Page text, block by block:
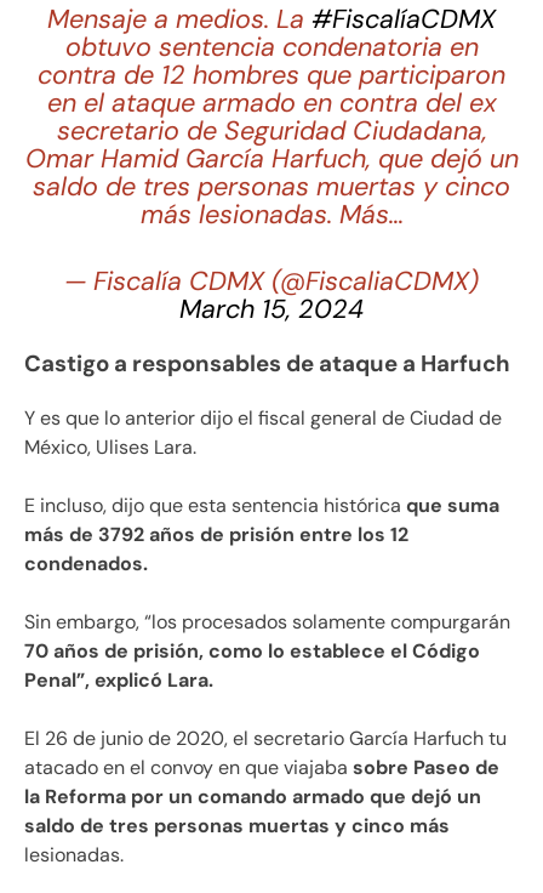
Mensaje a medios. La #FiscalíaCDMX
obtuvo sentencia condenatoria en
contra de 12 hombres que participaron
en el ataque armado en contra del ex
secretario de Seguridad Ciudadana,
Omar Hamid García Harfuch, que dejó un
saldo de tres personas muertas y cinco
más lesionadas. Más…
— Fiscalía CDMX (@FiscaliaCDMX)
March 15, 2024
Castigo a responsables de ataque a Harfuch
Y es que lo anterior dijo el fiscal general de Ciudad de
México, Ulises Lara.
E incluso, dijo que esta sentencia histórica que suma
más de 3792 años de prisión entre los 12
condenados.
Sin embargo, “los procesados solamente compurgarán
70 años de prisión, como lo establece el Código
Penal”, explicó Lara.
El 26 de junio de 2020, el secretario García Harfuch tu
atacado en el convoy en que viajaba sobre Paseo de
la Reforma por un comando armado que dejó un
saldo de tres personas muertas y cinco más
lesionadas.